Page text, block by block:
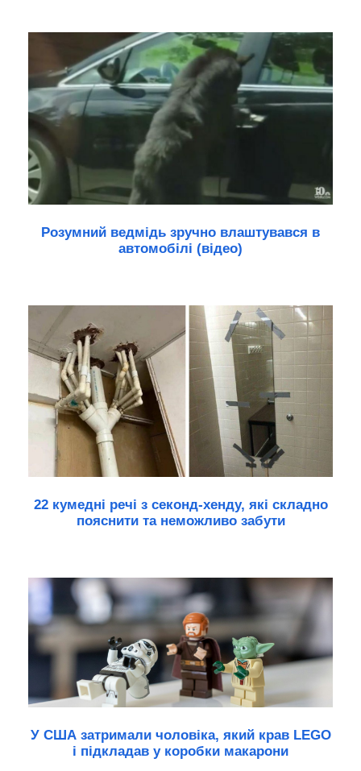
Розумний ведмідь зручно влаштувався в
автомобілі (відео)
22 кумедні речі з секонд-хенду, які складно
пояснити та неможливо забути
У США затримали чоловіка, який крав LEGO
і підкладав у коробки макарони